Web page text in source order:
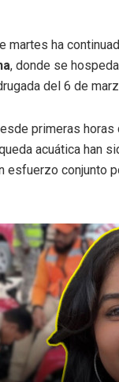
martes ha
, donde se hospeda
del 6 de
primeras horas
acuática han
esfuerzo conjunto